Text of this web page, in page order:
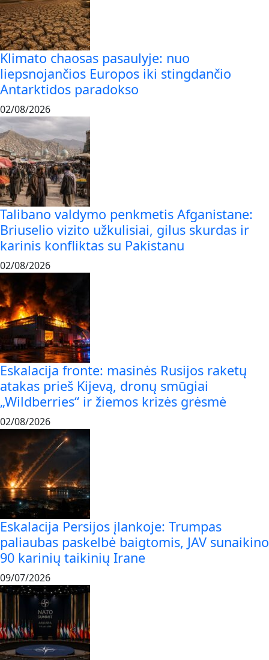
Klimato chaosas pasaulyje: nuo
liepsnojančios Europos iki stingdančio
Antarktidos paradokso
02/08/2026
Talibano valdymo penkmetis Afganistane:
Briuselio vizito užkulisiai, gilus skurdas ir
karinis konfliktas su Pakistanu
02/08/2026
Eskalacija fronte: masinės Rusijos raketų
atakas prieš Kijevą, dronų smūgiai
„Wildberries“ ir žiemos krizės grėsmė
02/08/2026
Eskalacija Persijos įlankoje: Trumpas
paliaubas paskelbė baigtomis, JAV sunaikino
90 karinių taikinių Irane
09/07/2026